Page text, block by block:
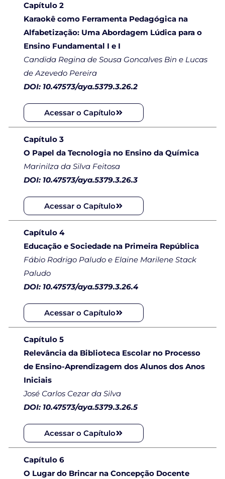
Capítulo 2
Karaokê como Ferramenta Pedagógica na
Alfabetização: Uma Abordagem Lúdica para o
Ensino Fundamental I e I
Candida Regina de Sousa Goncalves Bin e Lucas
de Azevedo Pereira
DOI: 10.47573/aya.5379.3.26.2
Acessar o Capítulo
Capítulo 3
O Papel da Tecnologia no Ensino da Química
Marinilza da Silva Feitosa
DOI: 10.47573/aya.5379.3.26.3
Acessar o Capítulo
Capítulo 4
Educação e Sociedade na Primeira República
Fábio Rodrigo Paludo e Elaine Marilene Stack
Paludo
DOI: 10.47573/aya.5379.3.26.4
Acessar o Capítulo
Capítulo 5
Relevância da Biblioteca Escolar no Processo
de Ensino-Aprendizagem dos Alunos dos Anos
Iniciais
José Carlos Cezar da Silva
DOI: 10.47573/aya.5379.3.26.5
Acessar o Capítulo
Capítulo 6
O Lugar do Brincar na Concepção Docente